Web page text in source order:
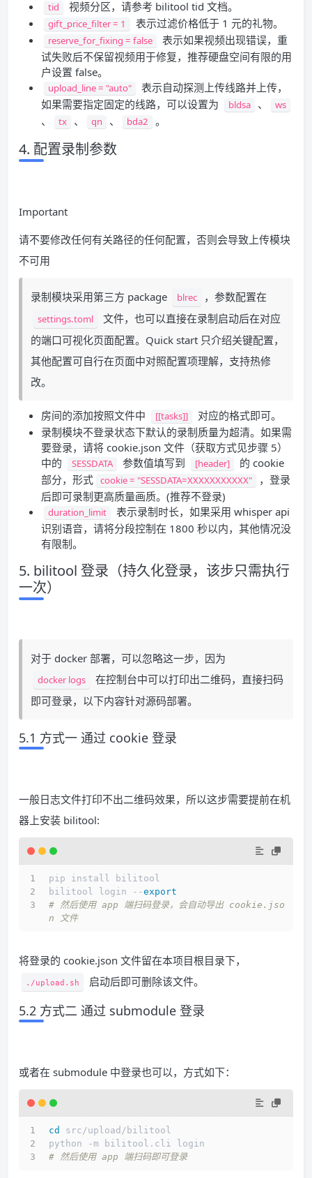
tid 视频分区，请参考 bilitool tid 文档。
gift_price_filter = 1 表示过滤价格低于 1 元的礼物。
reserve_for_fixing = false
表示如果视频出现错误，重
试失败后不保留视频用于修复，推荐硬盘空间有限的用
户设置 false。
upload_line = "auto"
表示自动探测上传线路并上传，
如果需要指定固定的线路，可以设置为
bldsa 、 ws
、 tx 、 qn 、 bda2 。
4. 配置录制参数
Important
请不要修改任何有关路径的任何配置，否则会导致上传模块
不可用
录制模块采用第三方 package blrec ，参数配置在
settings.toml
文件，也可以直接在录制启动后在对应
的端口可视化页面配置。Quick start 只介绍关键配置，
其他配置可自行在页面中对照配置项理解，支持热修
改。
房间的添加按照文件中 [[tasks]]
对应的格式即可。
录制模块不登录状态下默认的录制质量为超清。如果需
要登录，请将 cookie.json 文件（获取方式见步骤 5）
中的
SESSDATA 参数值填写到 [header]
的 cookie
部分，形式 cookie = "SESSDATA=XXXXXXXXXXX"
，登录
后即可录制更高质量画质。(推荐不登录)
duration_limit
表示录制时长，如果采用 whisper api
识别语音，请将分段控制在 1800 秒以内，其他情况没
有限制。
5. bilitool 登录（持久化登录，该步只需执行
一次）
对于 docker 部署，可以忽略这一步，因为
docker logs
在控制台中可以打印出二维码，直接扫码
即可登录，以下内容针对源码部署。
5.1 方式一 通过 cookie 登录
一般日志文件打印不出二维码效果，所以这步需要提前在机
器上安装 bilitool:
pip install bilitool
bilitool login --export
# 然后使用 app 端扫码登录，会自动导出 cookie.jso
n 文件
将登录的 cookie.json 文件留在本项目根目录下，
./upload.sh 启动后即可删除该文件。
5.2 方式二 通过 submodule 登录
或者在 submodule 中登录也可以，方式如下：
cd
src/upload/bilitool
python -m bilitool.cli login
# 然后使用 app 端扫码即可登录